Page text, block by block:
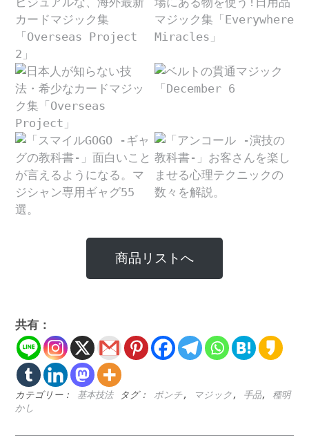
商品リストへ
共有：
カテゴリー： 基本技法 タグ： ポンチ, マジック , 手品, 種明
かし